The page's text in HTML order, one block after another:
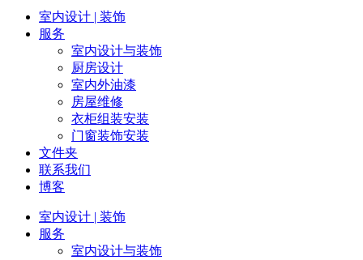
室内设计 | 装饰
服务
室内设计与装饰
厨房设计
室内外油漆
房屋维修
衣柜组装安装
门窗装饰安装
文件夹
联系我们
博客
室内设计 | 装饰
服务
室内设计与装饰